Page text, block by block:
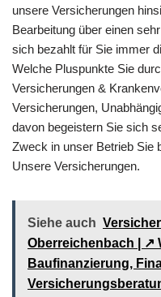
unsere Versicherungen
Bearbeitung über einen
sich bezahlt für Sie immer
Welche Pluspunkte Sie
Versicherungen &
Versicherungen,
davon begeistern Sie sich
Zweck in unser Betrieb Sie
Unsere Versicherungen.
Siehe auch
Oberreichenbach | ↗️
Baufinanzierung,